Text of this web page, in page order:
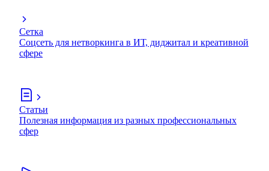
Сетка
Соцсеть для нетворкинга в ИТ, диджитал и креативной
сфере
Статьи
Полезная информация из разных профессиональных
сфер